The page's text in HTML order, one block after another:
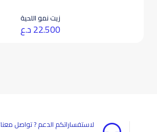
زيت نمو اللحية
22.500د.ع
لاستفساراتكم الدعم ? تواصل معناs 24/7!